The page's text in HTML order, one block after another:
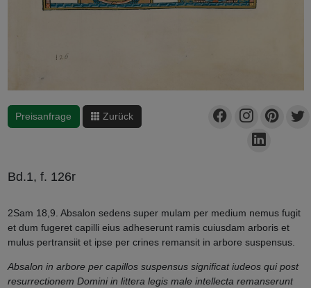
Preisanfrage Zurück
Bd.1, f. 126r
2Sam 18,9. Absalon sedens super mulam per medium nemus fugit
et dum fugeret capilli eius adheserunt ramis cuiusdam arboris et
mulus pertransiit et ipse per crines remansit in arbore suspensus.
Absalon in arbore per capillos suspensus significat iudeos qui post
resurrectionem Domini in littera legis male intellecta remanserunt